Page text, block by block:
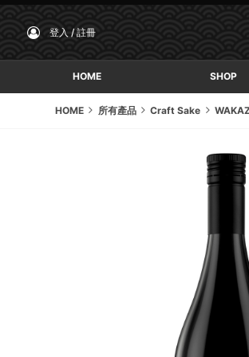
登入 / 註冊
HOME SHOP
HOME 所有產品 Craft Sake